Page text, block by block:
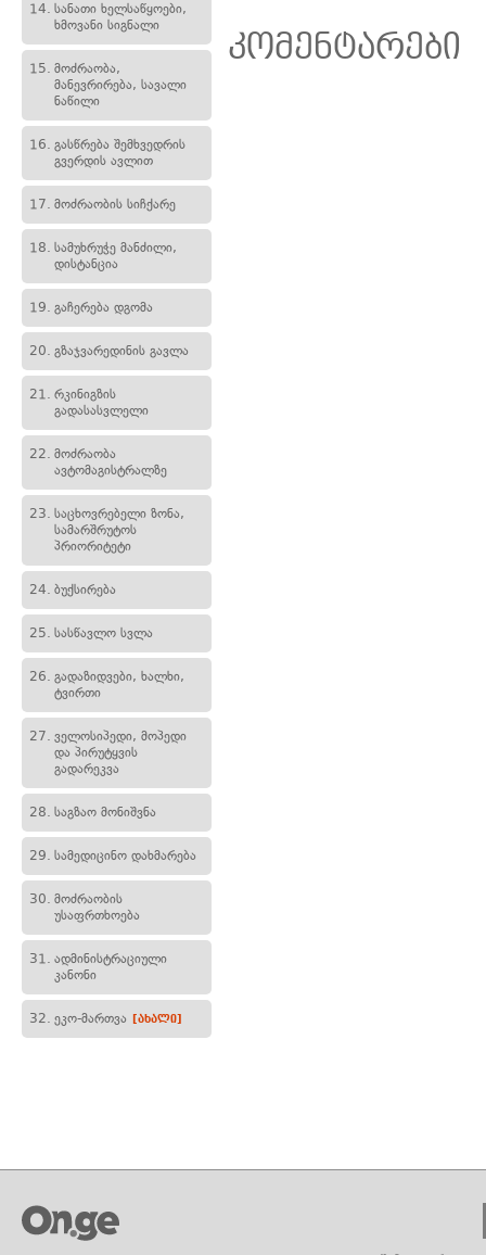
14. სანათი ხელსაწყოები,
ხმოვანი სიგნალი
15. მოძრაობა,
მანევრირება, სავალი
ნაწილი
16. გასწრება შემხვედრის
გვერდის ავლით
17. მოძრაობის სიჩქარე
18. სამუხრუჭე მანძილი,
დისტანცია
19. გაჩერება დგომა
20. გზაჯვარედინის გავლა
21. რკინიგზის
გადასასვლელი
22. მოძრაობა
ავტომაგისტრალზე
23. საცხოვრებელი ზონა,
სამარშრუტოს
პრიორიტეტი
24. ბუქსირება
25. სასწავლო სვლა
26. გადაზიდვები, ხალხი,
ტვირთი
27. ველოსიპედი, მოპედი
და პირუტყვის
გადარეკვა
28. საგზაო მონიშვნა
29. სამედიცინო დახმარება
30. მოძრაობის
უსაფრთხოება
31. ადმინისტრაციული
კანონი
32. ეკო-მართვა [ახალი]
კომენტარები